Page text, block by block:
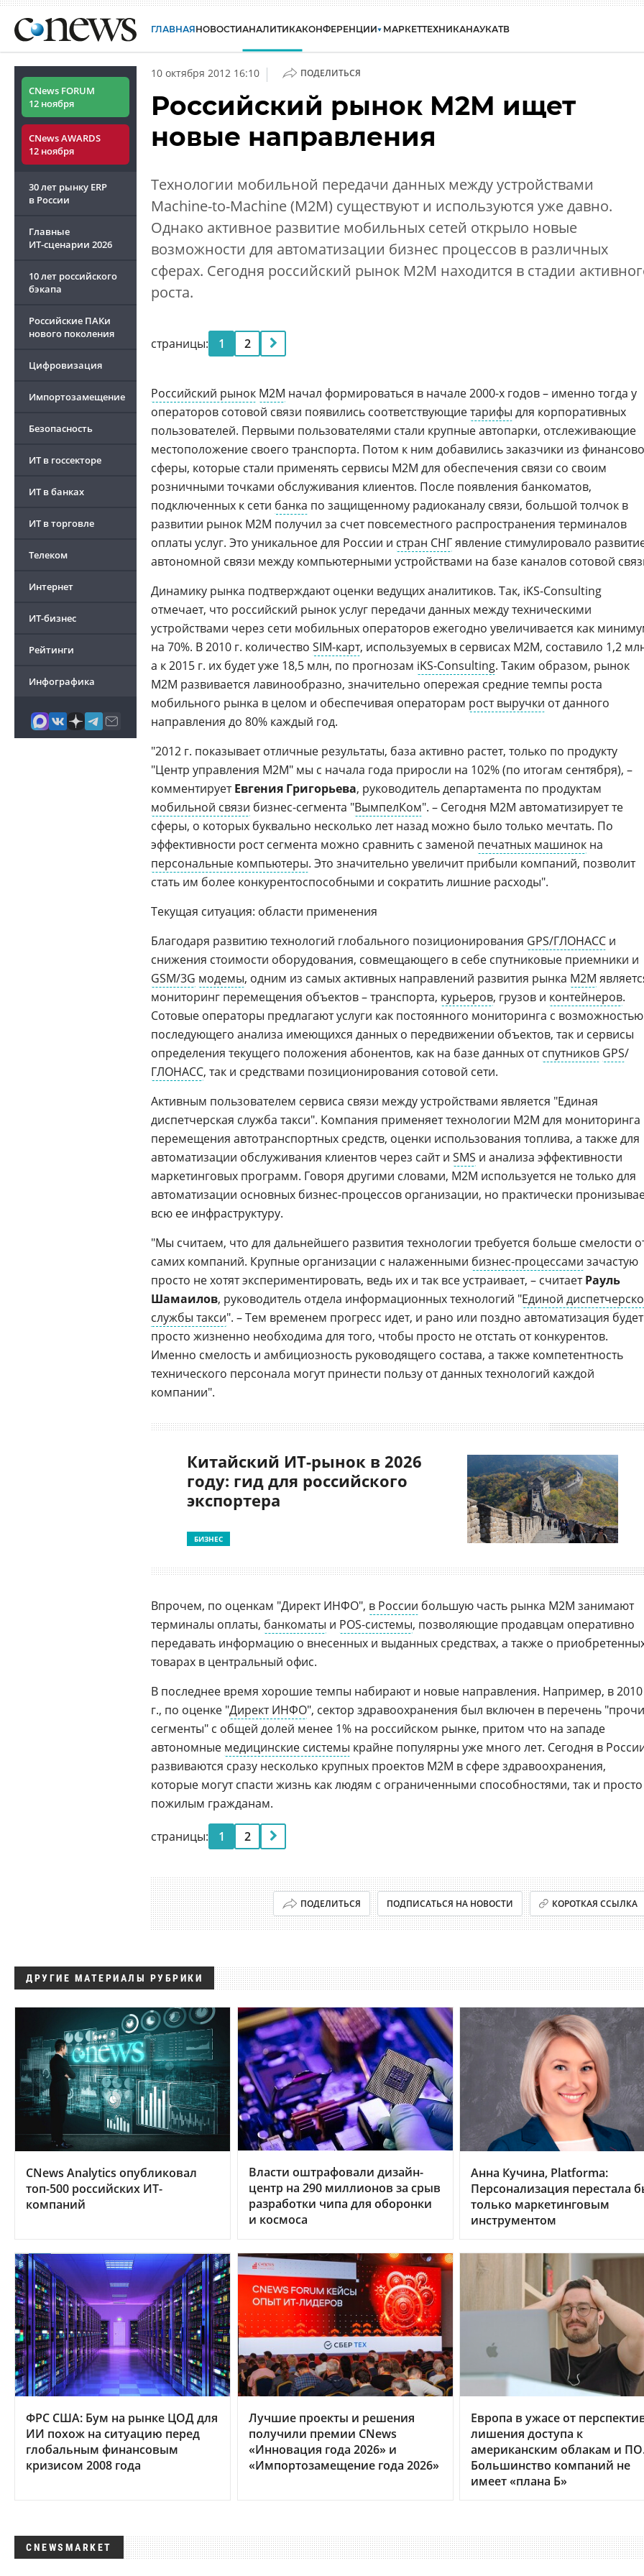
ГЛАВНАЯНОВОСТИАНАЛИТИКАКОНФЕРЕНЦИИ МАРКЕТТЕХНИКАНАУКАТВ
CNews FORUM
12 ноября
CNews AWARDS
12 ноября
30 лет рынку ERP
в России
Главные
ИТ-сценарии 2026
10 лет российского
бэкапа
Российские ПАКи
нового поколения
Цифровизация
Импортозамещение
Безопасность
ИТ в госсекторе
ИТ в банках
ИТ в торговле
Телеком
Интернет
ИТ-бизнес
Рейтинги
Инфографика
10 октября 2012 16:10 | ПОДЕЛИТЬСЯ
Российский рынок М2М ищет
новые направления
Технологии мобильной передачи данных между устройствами
Machine-to-Machine (M2M) существуют и используются уже давно.
Однако активное развитие мобильных сетей открыло новые
возможности для автоматизации бизнес процессов в различных
сферах. Сегодня российский рынок M2M находится в стадии
роста.
страницы: 1 2
Российский рынок M2M начал формироваться в начале 2000-х годов – именно тогда у
операторов сотовой связи появились соответствующиетарифы для корпоративных
пользователей. Первыми пользователями стали крупные автопарки, отслеживающие
местоположение своего транспорта. Потом к ним добавились заказчики из
сферы, которые стали применять сервисы M2M для обеспечения связи со своим
розничными точками обслуживания клиентов. После появления банкоматов,
подключенных к сети банка по защищенному радиоканалу связи, большой толчок в
развитии рынок M2M получил за счет повсеместного распространения терминалов
оплаты услуг. Это уникальное для России и стран СНГявление стимулировало
автономной связи между компьютерными устройствами на базе каналов сотовой
Динамику рынка подтверждают оценки ведущих аналитиков. Так, iKS-Consulting
отмечает, что российский рынок услуг передачи данных между техническими
устройствами через сети мобильных операторов ежегодно увеличивается как
на 70%. В 2010 г. количество SIM-карт, используемых в сервисах M2M, составило 1,2
а к 2015 г. их будет уже 18,5 млн, по прогнозам iKS-Consulting. Таким образом, рынок
M2M развивается лавинообразно, значительно опережая средние темпы роста
мобильного рынка в целом и обеспечивая операторам рост выручки от данного
направления до 80% каждый год.
"2012 г. показывает отличные результаты, база активно растет, только по продукту
"Центр управления М2М" мы с начала года приросли на 102% (по итогам сентября), –
комментируетЕвгения Григорьева, руководитель департамента по продуктам
мобильной связи бизнес-сегмента "ВымпелКом". – Сегодня M2M автоматизирует те
сферы, о которых буквально несколько лет назад можно было только мечтать. По
эффективности рост сегмента можно сравнить с заменой печатных машинок на
персональные компьютеры. Это значительно увеличит прибыли компаний, позволит
стать им более конкурентоспособными и сократить лишние расходы".
Текущая ситуация: области применения
Благодаря развитию технологий глобального позиционирования GPS/ГЛОНАСС и
снижения стоимости оборудования, совмещающего в себе спутниковые приемники и
GSM/3G модемы, одним из самых активных направлений развития рынка M2M
мониторинг перемещения объектов – транспорта, курьеров, грузов и контейнеров.
Сотовые операторы предлагают услуги как постоянного мониторинга с возможностью
последующего анализа имеющихся данных о передвижении объектов, так и сервисы
определения текущего положения абонентов, как на базе данных отспутников GPS/
ГЛОНАСС, так и средствами позиционирования сотовой сети.
Активным пользователем сервиса связи между устройствами является "Единая
диспетчерская служба такси". Компания применяет технологии M2M для мониторинга
перемещения автотранспортных средств, оценки использования топлива, а также для
автоматизации обслуживания клиентов через сайт и SMS и анализа эффективности
маркетинговых программ. Говоря другими словами, M2M используется не только для
автоматизации основных бизнес-процессов организации, но практически
всю ее инфраструктуру.
"Мы считаем, что для дальнейшего развития технологии требуется больше смелости
самих компаний. Крупные организации с налаженными бизнес-процессами зачастую
просто не хотят экспериментировать, ведь их и так все устраивает, – считаетРауль
Шамаилов, руководитель отдела информационных технологий "Единой
службы такси". – Тем временем прогресс идет, и рано или поздно автоматизация будет
просто жизненно необходима для того, чтобы просто не отстать от конкурентов.
Именно смелость и амбициозность руководящего состава, а также компетентность
технического персонала могут принести пользу от данных технологий каждой
компании".
Китайский ИТ-рынок в 2026
году: гид для российского
экспортера
БИЗНЕС
Впрочем, по оценкам "Директ ИНФО", в России большую часть рынка M2M занимают
терминалы оплаты, банкоматы и POS-системы, позволяющие продавцам оперативно
передавать информацию о внесенных и выданных средствах, а также о
товарах в центральный офис.
В последнее время хорошие темпы набирают и новые направления. Например, в 2010
г., по оценке "Директ ИНФО", сектор здравоохранения был включен в перечень
сегменты" с общей долей менее 1% на российском рынке, притом что на западе
автономные медицинские системы крайне популярны уже много лет. Сегодня в
развиваются сразу несколько крупных проектов M2M в сфере здравоохранения,
которые могут спасти жизнь как людям с ограниченными способностями, так и просто
пожилым гражданам.
страницы: 1 2
ПОДЕЛИТЬСЯ ПОДПИСАТЬСЯ НА НОВОСТИ КОРОТКАЯ ССЫЛКА
ДРУГИЕ МАТЕРИАЛЫ РУБРИКИ
CNews Analytics опубликовал
топ-500 российских ИТ-
компаний
Власти оштрафовали дизайн-
центр на 290 миллионов за срыв
разработки чипа для оборонки
и космоса
Анна Кучина, Platforma:
Персонализация перестала
только маркетинговым
инструментом
ФРС США: Бум на рынке ЦОД для
ИИ похож на ситуацию перед
глобальным финансовым
кризисом 2008 года
Лучшие проекты и решения
получили премии CNews
«Инновация года 2026» и
«Импортозамещение года 2026»
Европа в ужасе от
лишения доступа к
американским облакам и
Большинство компаний не
имеет «плана Б»
CNEWSMARKET